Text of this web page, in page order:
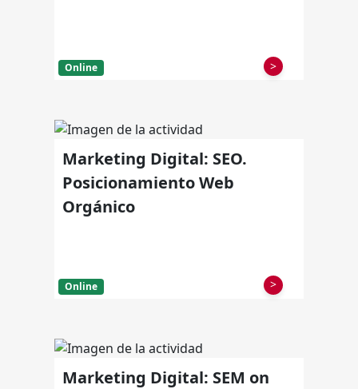
Online >
Marketing Digital: SEO.
Posicionamiento Web
Orgánico
Online >
Marketing Digital: SEM on